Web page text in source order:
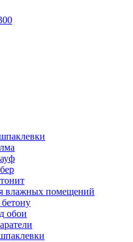
влажных помещений
обои